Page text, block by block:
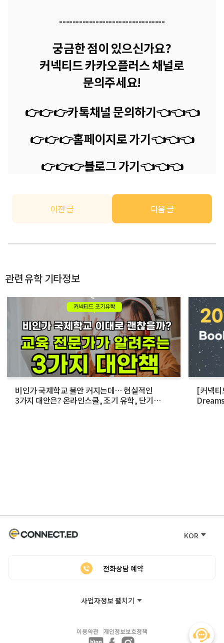
--------------------------------
궁금한 점이 있으신가요?
커넥티드 카카오플러스 채널로
문의주세요!
👉👉👉카톡채널 문의하기👈👈👈
👉👉👉홈페이지로 가기👈👈👈
👉👉👉블로그 가기👈👈👈
이전 글 다음 글
관련 유학 기타정보
비인가 국제학교 불안 커지는데… 현실적인
3가지 대안은? 온라인스쿨, 조기 유학, 단기
[커넥
KOR
전화상담 예약
사업자정보 펼치기
이용약관 개인정보보호정책